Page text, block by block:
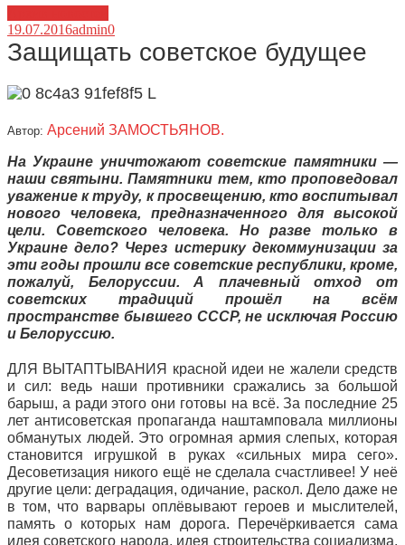
19.07.2016admin0
Защищать советское будущее
Автор: Арсений ЗАМОСТЬЯНОВ.
На Украине уничтожают советские памятники —
наши святыни. Памятники тем, кто проповедовал
уважение к труду, к просвещению, кто воспитывал
нового человека, предназначенного для высокой
цели. Советского человека. Но разве только в
Украине дело? Через истерику декоммунизации за
эти годы прошли все советские республики, кроме,
пожалуй, Белоруссии. А плачевный отход от
советских традиций прошёл на всём
пространстве бывшего СССР, не исключая Россию
и Белоруссию.
ДЛЯ ВЫТАПТЫВАНИЯ красной идеи не жалели средств
и сил: ведь наши противники сражались за большой
барыш, а ради этого они готовы на всё. За последние 25
лет антисоветская пропаганда наштамповала миллионы
обманутых людей. Это огромная армия слепых, которая
становится игрушкой в руках «сильных мира сего».
Десоветизация никого ещё не сделала счастливее! У неё
другие цели: деградация, одичание, раскол. Дело даже не
в том, что варвары оплёвывают героев и мыслителей,
память о которых нам дорога. Перечёркивается сама
идея советского народа, идея строительства социализма,